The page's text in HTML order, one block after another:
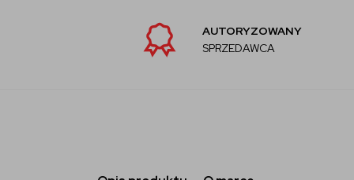
AUTORYZOWANY
SPRZEDAWCA